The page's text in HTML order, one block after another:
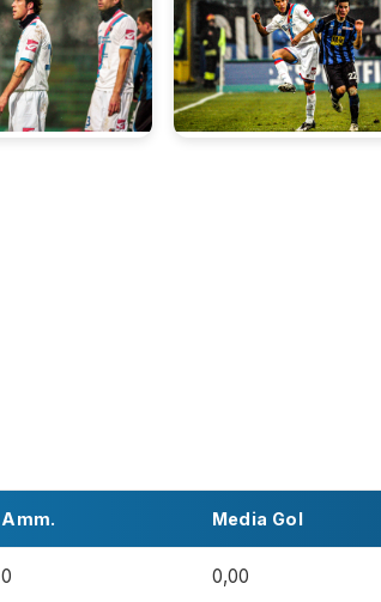
Amm. Media Gol
0 0,00